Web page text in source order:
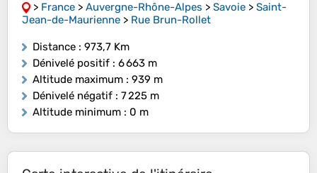
> France > Auvergne-Rhône-Alpes > Savoie > Saint-
Jean-de-Maurienne > Rue Brun-Rollet
Distance : 973,7 Km
Dénivelé positif : 6 663 m
Altitude maximum : 939 m
Dénivelé négatif : 7 225 m
Altitude minimum : 0 m